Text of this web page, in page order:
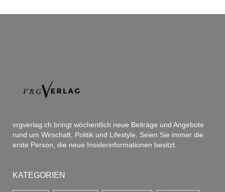
vrgverlag.ch bringt wöchentlich neue Beiträge und Angebote
rund um Wirschaft, Politik und Lifestyle. Seien Sie immer die
erste Person, die neue Insiderinformationen besitzt.
KATEGORIEN